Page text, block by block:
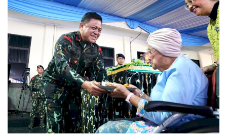
Satwil